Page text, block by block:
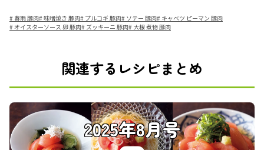
# 春雨 豚肉#味噌焼き 豚肉# プルコギ 豚肉# ソテー 豚肉# キャベツ ピーマン 豚肉
#オイスターソース 卵 豚肉# ズッキーニ 豚肉# 大根 煮物 豚肉
関連するレシピまとめ
2025年8月号